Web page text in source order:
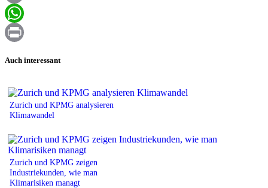
Email
WhatsApp
Auch interessant
Zurich und KPMG analysieren
Klimawandel
Zurich und KPMG zeigen
Industriekunden, wie man
Klimarisiken managt